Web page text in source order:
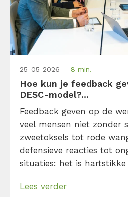
25-05-2026 8 min.
Hoe kun je feedback
DESC-model?...
Feedback geven op de
veel mensen niet zonder
zweetoksels tot rode
defensieve reacties tot
situaties: het is hartstikke
DESC-feedbackmodel
Lees verder